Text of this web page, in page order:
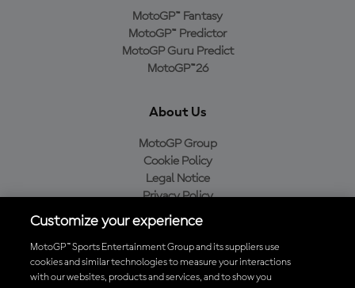
MotoGP™ Fantasy
MotoGP™ Predictor
MotoGP Guru Predict
MotoGP™26
About Us
MotoGP Group
Cookie Policy
Legal Notice
Privacy Policy
Purchase Policy
Baixe o aplicativo oficial da MotoGP™
Customize your experience
MotoGP™ Sports Entertainment Group and its suppliers use
cookies and similar technologies to measure your interactions
with our websites, products and services, and to show you